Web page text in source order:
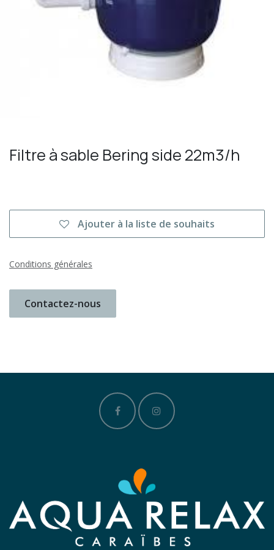
Filtre à sable Bering side 22m3/h
Ajouter à la liste de souhaits
Conditions générales
Contactez-nous